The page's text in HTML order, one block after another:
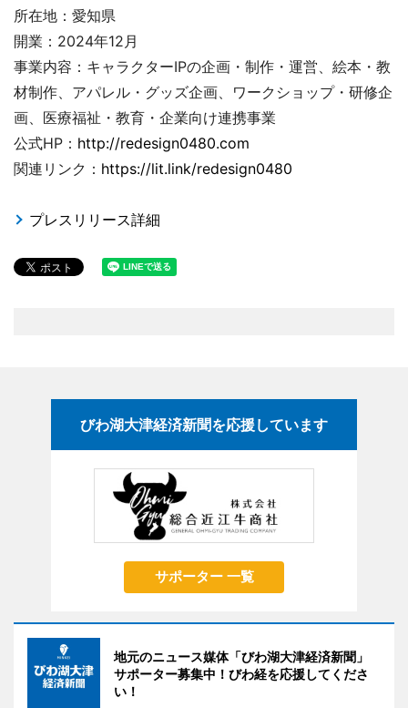
所在地：愛知県
開業：2024年12月
事業内容：キャラクターIPの企画・制作・運営、絵本・教
材制作、アパレル・グッズ企画、ワークショップ・研修企
画、医療福祉・教育・企業向け連携事業
公式HP： http://redesign0480.com
関連リンク： https://lit.link/redesign0480
プレスリリース詳細
びわ湖大津経済新聞を応援しています
サポーター 一覧
地元のニュース媒体「びわ湖大津経済新聞」
サポーター募集中！びわ経を応援してくださ
い！